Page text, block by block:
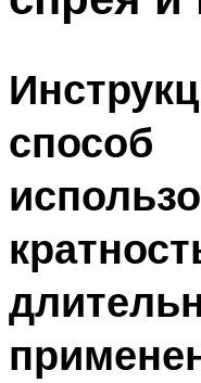
способ